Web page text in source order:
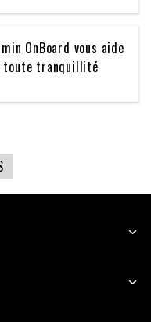
OnBoard vous aide
toute tranquillité